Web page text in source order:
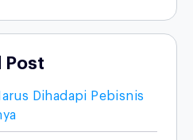
Post
Dihadapi Pebisnis